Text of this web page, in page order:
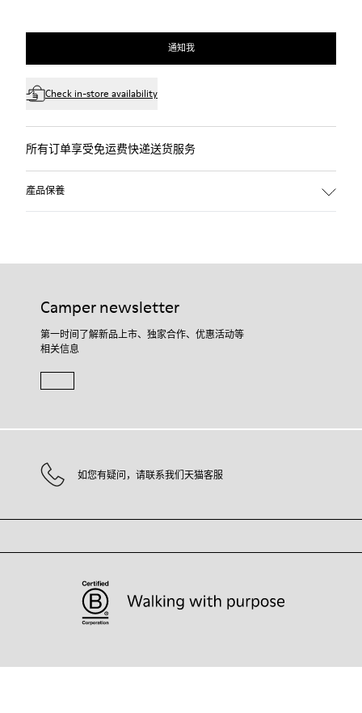
通知我
Check in-store availability
所有订单享受免运费快递送货服务
產品保養
Camper newsletter
第一时间了解新品上市、独家合作、优惠活动等
相关信息
如您有疑问，请联系我们天猫客服